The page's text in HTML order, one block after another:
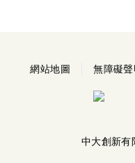
網站地圖 無障礙聲
中大創新有